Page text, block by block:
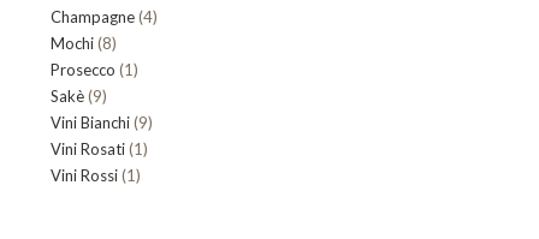
Champagne 44
Mochi 88
prodotti
Prosecco 11
Sakè 99
prodotti
Vini Bianchi 99
Vini Rosati 11
Vini Rossi 11